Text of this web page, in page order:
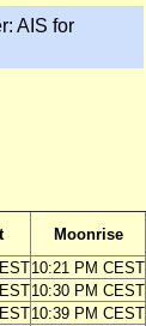
AIS for
Moonrise
10:21 PM CEST
10:30 PM CEST
10:39 PM CEST